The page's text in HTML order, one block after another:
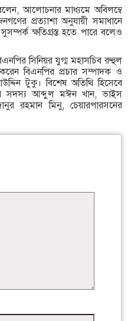
আলোচনার মাধ্যমে অবিলম্বে
প্রত্যাশা অনুযায়ী সমাধানে
ক্ষতিগ্রস্ত হতে পারে বলেও
সিনিয়র যুগ্ম মহাসচিব রুহুল
বিএনপির প্রচার সম্পাদক ও
টুকু। বিশেষ অতিথি হিসেবে
সদস্য আব্দুল মঈন খান, ভাইস
রহমান মিনু, চেয়ারপারসনের